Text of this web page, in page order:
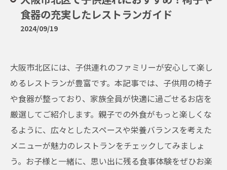
食器の充実したレストランガイド
2024/09/19
大阪市北区には、子供連れのファミリーが安心して楽し
めるレストランが豊富です。本記事では、子供用の椅子
や食器が整っており、家族全員が快適に過ごせるお店を
厳選してご紹介します。親子での外食がもっと楽しくな
るように、広々としたスペースや栄養バランスを考えた
メニューが魅力のレストランをチェックしてみましょ
う。お子様と一緒に、思い出に残る食事体験をぜひお楽